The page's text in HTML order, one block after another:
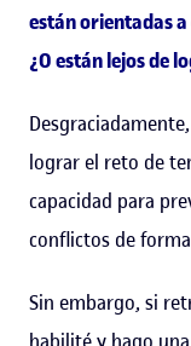
están orientadas
¿O están lejos de
lograr el reto de
capacidad para
conflictos de
Sin embargo, si
habilité y hago